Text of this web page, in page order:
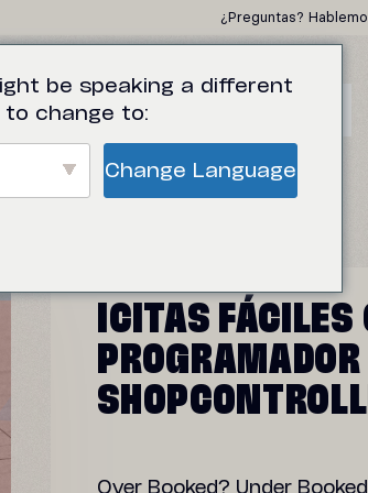
¿Preguntas?
SOLUCIONES
¡CITAS FÁCILES
PROGRAMADOR
Over Booked? Under
be speaking a different
to change to:
Change Language